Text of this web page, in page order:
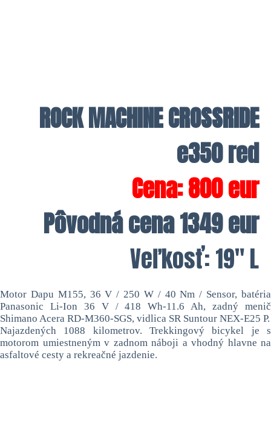
ROCK MACHINE CROSSRIDE
e350 red
Cena: 800 eur
Pôvodná cena 1349 eur
Veľkosť: 19″ L
Motor Dapu M155, 36 V / 250 W / 40 Nm / Sensor, batéria
Panasonic Li-Ion 36 V / 418 Wh-11.6 Ah, zadný menič
Shimano Acera RD-M360-SGS, vidlica SR Suntour NEX-E25 P.
Najazdených 1088 kilometrov. Trekkingový bicykel je s
motorom umiestneným v zadnom náboji a vhodný hlavne na
asfaltové cesty a rekreačné jazdenie.